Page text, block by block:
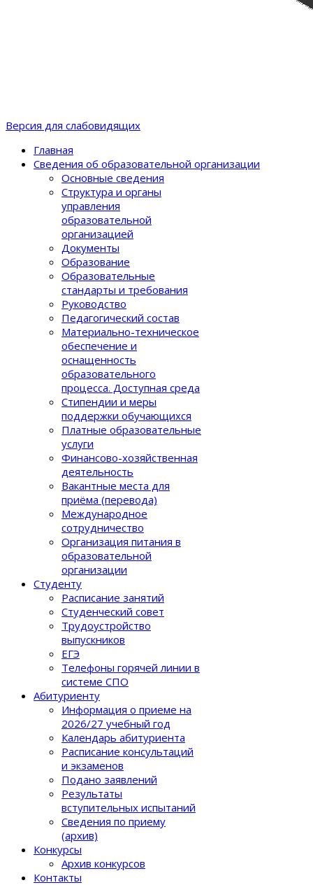
Версия для слабовидящих
Главная
Сведения об образовательной организации
Основные сведения
Структура и органы
управления
образовательной
организацией
Документы
Образование
Образовательные
стандарты и требования
Руководство
Педагогический состав
Материально-техническое
обеспечение и
оснащенность
образовательного
процеcса. Доступная среда
Стипендии и меры
поддержки обучающихся
Платные образовательные
услуги
Финансово-хозяйственная
деятельность
Вакантные места для
приёма (перевода)
Международное
сотрудничество
Организация питания в
образовательной
организации
Студенту
Расписание занятий
Студенческий совет
Трудоустройство
выпускников
ЕГЭ
Телефоны горячей линии в
системе СПО
Абитуриенту
Информация о приеме на
2026/27 учебный год
Календарь абитуриента
Расписание консультаций
и экзаменов
Подано заявлений
Результаты
вступительных испытаний
Сведения по приему
(архив)
Конкурсы
Архив конкурсов
Контакты